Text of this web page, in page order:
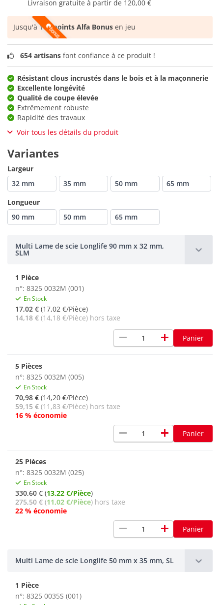
Livraison gratuite à partir de 120,00 €
Jusqu'à162 points Alfa Bonus en jeu
654 artisans font confiance à ce produit !
Résistant clous incrustés dans le bois et à la maçonnerie
Excellente longévité
Qualité de coupe élevée
Extrêmement robuste
Rapidité des travaux
Voir tous les détails du produit
Variantes
Largeur
32 mm
35 mm 50 mm
65 mm
Longueur
90 mm
50 mm 65 mm
Multi Lame de scie Longlife 90 mm x 32 mm,
SLM
1 Pièce
n°: 8325 0032M (001)
En Stock
17,02 € (17,02 €/Pièce)
14,18 € (14,18 €/Pièce) hors taxe
remove add Panier
5 Pièces
n°: 8325 0032M (005)
En Stock
70,98 € (14,20 €/Pièce)
59,15 € (11,83 €/Pièce) hors taxe
16 % économie
remove add Panier
25 Pièces
n°: 8325 0032M (025)
En Stock
330,60 € (13,22 €/Pièce)
275,50 € (11,02 €/Pièce) hors taxe
22 % économie
remove add Panier
Multi Lame de scie Longlife 50 mm x 35 mm, SL
1 Pièce
n°: 8325 0035S (001)